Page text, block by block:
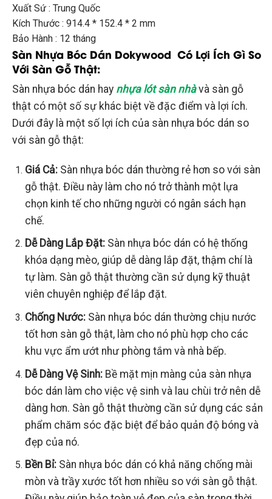
Xuất Sứ : Trung Quốc
Kích Thước : 914.4 * 152.4 * 2 mm
Bảo Hành : 12 tháng
Sàn Nhựa Bóc Dán Dokywood Có Lợi Ích Gì So
Với Sàn Gỗ Thật:
Sàn nhựa bóc dán hay nhựa lót sàn nhàvà sàn gỗ
thật có một số sự khác biệt về đặc điểm và lợi ích.
Dưới đây là một số lợi ích của sàn nhựa bóc dán so
với sàn gỗ thật:
Giá Cả:Sàn nhựa bóc dán thường rẻ hơn so với sàn
gỗ thật. Điều này làm cho nó trở thành một lựa
chọn kinh tế cho những người có ngân sách hạn
chế.
Dễ Dàng Lắp Đặt:Sàn nhựa bóc dán có hệ thống
khóa dạng mèo, giúp dễ dàng lắp đặt, thậm chí là
tự làm. Sàn gỗ thật thường cần sử dụng kỹ thuật
viên chuyên nghiệp để lắp đặt.
Chống Nước:Sàn nhựa bóc dán thường chịu nước
tốt hơn sàn gỗ thật, làm cho nó phù hợp cho các
khu vực ẩm ướt như phòng tắm và nhà bếp.
Dễ Dàng Vệ Sinh:Bề mặt mịn màng của sàn nhựa
bóc dán làm cho việc vệ sinh và lau chùi trở nên dễ
dàng hơn. Sàn gỗ thật thường cần sử dụng các sản
phẩm chăm sóc đặc biệt để bảo quản độ bóng và
đẹp của nó.
Bền Bỉ:Sàn nhựa bóc dán có khả năng chống mài
mòn và trầy xước tốt hơn nhiều so với sàn gỗ thật.